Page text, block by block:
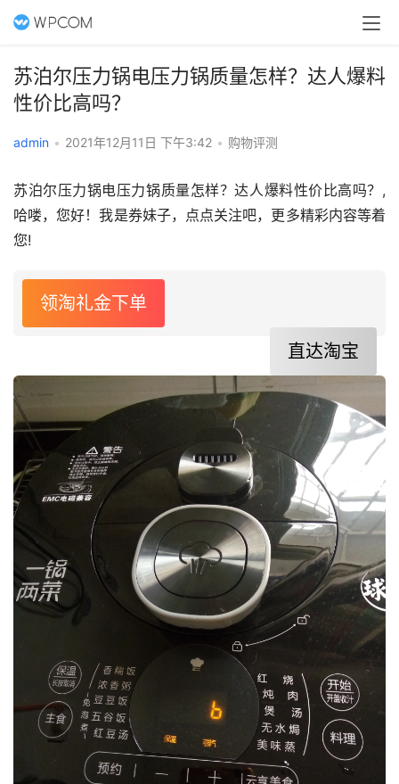
苏泊尔压力锅电压力锅质量怎样？达人爆料
性价比高吗？
admin • 2021年12月11日 下午3:42 • 购物评测
苏泊尔压力锅电压力锅质量怎样？达人爆料性价比高吗？,
哈喽，您好！我是券妹子，点点关注吧，更多精彩内容等着
您!
领淘礼金下单
直达淘宝